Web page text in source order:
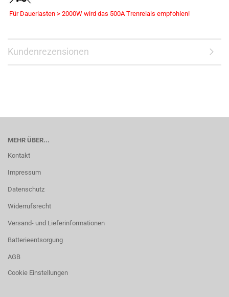
Für Dauerlasten > 2000W wird das 500A Trenrelais empfohlen!
Kundenrezensionen
MEHR ÜBER...
Kontakt
Impressum
Datenschutz
Widerrufsrecht
Versand- und Lieferinformationen
Batterieentsorgung
AGB
Cookie Einstellungen